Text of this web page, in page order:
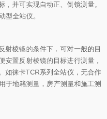
并可实现自动正、倒镜测量。
型全站仪。
棱镜的条件下，可对一般的目
安置反射棱镜的目标进行测量，
如徕卡TCR系列全站仪，无合作
于地籍测量，房产测量和施工测